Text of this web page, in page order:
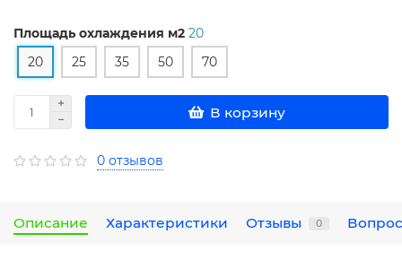
Площадь охлаждения м2 20
20
25 35 50 70
В корзину
0 отзывов
Описание Характеристики Отзывы 0